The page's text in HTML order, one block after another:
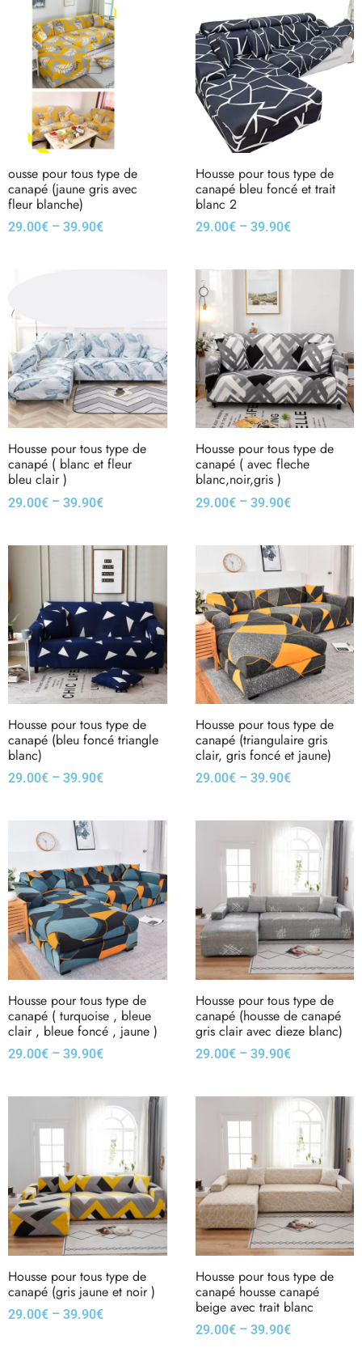
ousse pour tous type de
canapé (jaune gris avec
fleur blanche)
29.00€ – 39.90€
Housse pour tous type de
canapé bleu foncé et trait
blanc 2
29.00€– 39.90€
Housse pour tous type de
canapé ( blanc et fleur
bleu clair )
29.00€ – 39.90€
Housse pour tous type de
canapé ( avec fleche
blanc,noir,gris )
29.00€– 39.90€
Housse pour tous type de
canapé (bleu foncé triangle
blanc)
29.00€ – 39.90€
Housse pour tous type de
canapé (triangulaire gris
clair, gris foncé et jaune)
29.00€– 39.90€
Housse pour tous type de
canapé ( turquoise , bleue
clair , bleue foncé , jaune )
29.00€ – 39.90€
Housse pour tous type de
canapé (housse de canapé
gris clair avec dieze blanc)
29.00€– 39.90€
Housse pour tous type de
canapé (gris jaune et noir )
29.00€ – 39.90€
Housse pour tous type de
canapé housse canapé
beige avec trait blanc
29.00€– 39.90€